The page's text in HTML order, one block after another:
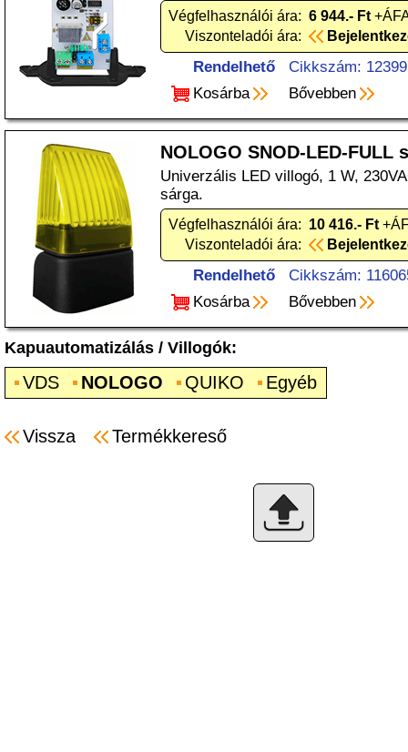
Végfelhasználói ára: 6 944.- Ft
Viszonteladói ára:
Rendelhető
Cikkszám:
Kosárba
Bővebben
NOLOGO SNOD-LED-FULL
Univerzális LED villogó, 1 W,
sárga.
Végfelhasználói ára: 10 416.- Ft
Viszonteladói ára:
Rendelhető
Cikkszám:
Kosárba
Bővebben
Kapuautomatizálás / Villogók:
VDS NOLOGO QUIKO Egyéb
Vissza Termékkereső